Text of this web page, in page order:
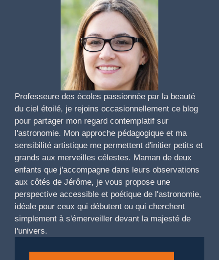
Professeure des écoles passionnée par la beauté
du ciel étoilé, je rejoins occasionnellement ce blog
pour partager mon regard contemplatif sur
l'astronomie. Mon approche pédagogique et ma
sensibilité artistique me permettent d'initier petits et
grands aux merveilles célestes. Maman de deux
enfants que j'accompagne dans leurs observations
aux côtés de Jérôme, je vous propose une
perspective accessible et poétique de l'astronomie,
idéale pour ceux qui débutent ou qui cherchent
simplement à s'émerveiller devant la majesté de
l'univers.